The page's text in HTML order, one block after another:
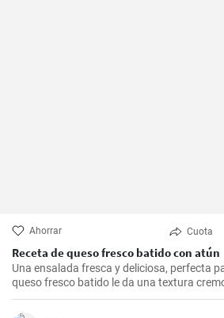
Ahorrar Cuota
Receta de queso fresco batido con atún
Una ensalada fresca y deliciosa, perfecta
queso fresco batido le da una textura
que el atún le aporta proteínas con el
acompañada de tostadas o pan integral.